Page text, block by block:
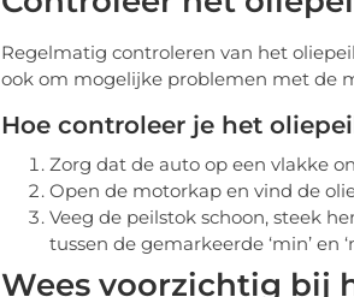
Regelmatig controleren van het
ook om mogelijke problemen met de
Hoe controleer je het
Zorg dat de auto op een vlakke
Open de motorkap en vind de
Veeg de peilstok schoon, steek
tussen de gemarkeerde ‘min’ en
Wees voorzichtig bij